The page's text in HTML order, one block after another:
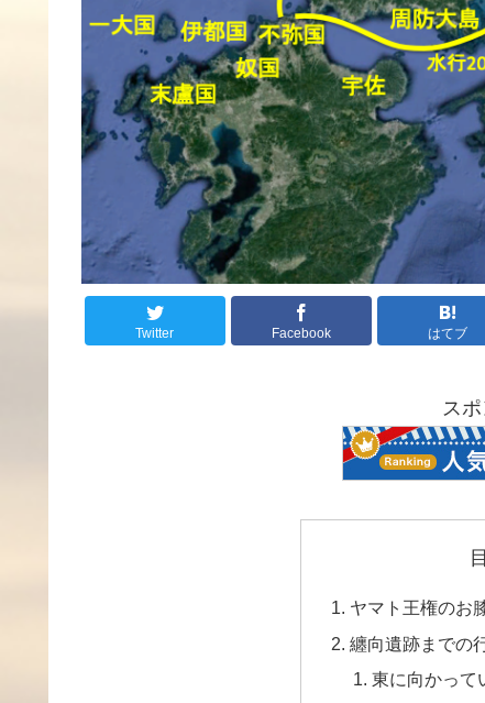
Twitter Facebook はてブ
ス
ヤマト王権のお
纏向遺跡までの
東に向かって